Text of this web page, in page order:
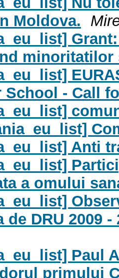
Moldova.
School - Call
Anti
a omului
de DRU 2009
Paul
primului